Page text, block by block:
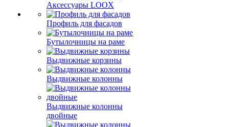
Аксессуары LOOX
Профиль для фасадов
Бутылочницы на раме
Выдвижные корзины
Выдвижные колонны
Выдвижные колонны
двойные